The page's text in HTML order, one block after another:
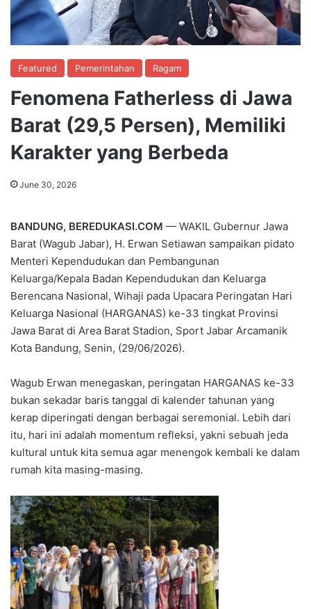
Featured Pemerintahan Ragam
Fenomena Fatherless di Jawa
Barat (29,5 Persen), Memiliki
Karakter yang Berbeda
June 30, 2026
BANDUNG, BEREDUKASI.COM — WAKIL Gubernur Jawa
Barat (Wagub Jabar), H. Erwan Setiawan sampaikan pidato
Menteri Kependudukan dan Pembangunan
Keluarga/Kepala Badan Kependudukan dan Keluarga
Berencana Nasional, Wihaji pada Upacara Peringatan Hari
Keluarga Nasional (HARGANAS) ke-33 tingkat Provinsi
Jawa Barat di Area Barat Stadion, Sport Jabar Arcamanik
Kota Bandung, Senin, (29/06/2026).
Wagub Erwan menegaskan, peringatan HARGANAS ke-33
bukan sekadar baris tanggal di kalender tahunan yang
kerap diperingati dengan berbagai seremonial. Lebih dari
itu, hari ini adalah momentum refleksi, yakni sebuah jeda
kultural untuk kita semua agar menengok kembali ke dalam
rumah kita masing-masing.